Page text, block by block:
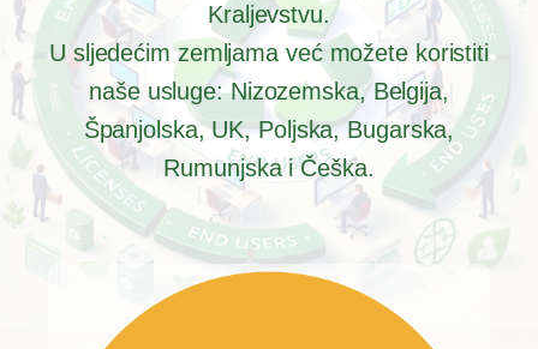
Kraljevstvu.
U sljedećim zemljama već možete koristiti
naše usluge: Nizozemska, Belgija,
Španjolska, UK, Poljska, Bugarska,
Rumunjska i Češka.